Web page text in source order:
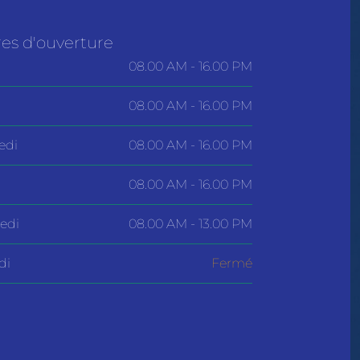
d'ouverture
08.00 AM - 16.00 PM
08.00 AM - 16.00 PM
08.00 AM - 16.00 PM
08.00 AM - 16.00 PM
08.00 AM - 13.00 PM
Fermé